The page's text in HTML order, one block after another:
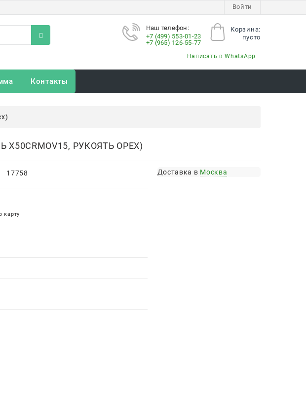
Войти
Корзина:
пусто
Наш телефон:
+7 (499) 553-01-23
+7 (965) 126-55-77
Написать в WhatsApp
Контакты
РУКОЯТЬ ОРЕХ)
17758
карту
Доставка в Москва